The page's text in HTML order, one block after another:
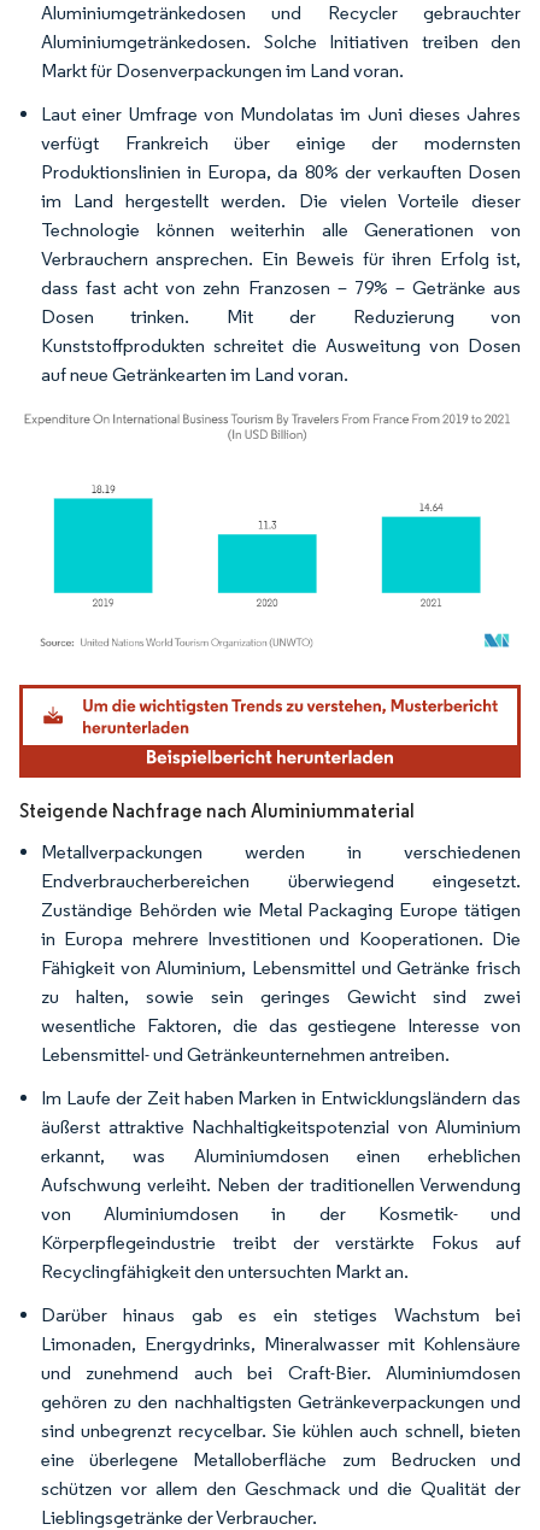
Aluminiumgetränkedosen und Recycler gebrauchter
Aluminiumgetränkedosen. Solche Initiativen treiben den
Markt für Dosenverpackungen im Land voran.
Laut einer Umfrage von Mundolatas im Juni dieses Jahres
verfügt Frankreich über einige der modernsten
Produktionslinien in Europa, da 80% der verkauften Dosen
im Land hergestellt werden. Die vielen Vorteile dieser
Technologie können weiterhin alle Generationen von
Verbrauchern ansprechen. Ein Beweis für ihren Erfolg ist,
dass fast acht von zehn Franzosen – 79% – Getränke aus
Dosen trinken. Mit der Reduzierung von
Kunststoffprodukten schreitet die Ausweitung von Dosen
auf neue Getränkearten im Land voran.
Bild © Mordor Intelligence. Wiederverwendung erfordert Namensnennung gemäß
Steigende Nachfrage nach Aluminiummaterial
Metallverpackungen werden in verschiedenen
Endverbraucherbereichen überwiegend eingesetzt.
Zuständige Behörden wie Metal Packaging Europe tätigen
in Europa mehrere Investitionen und Kooperationen. Die
Fähigkeit von Aluminium, Lebensmittel und Getränke frisch
zu halten, sowie sein geringes Gewicht sind zwei
wesentliche Faktoren, die das gestiegene Interesse von
Lebensmittel- und Getränkeunternehmen antreiben.
Im Laufe der Zeit haben Marken in Entwicklungsländern das
äußerst attraktive Nachhaltigkeitspotenzial von Aluminium
erkannt, was Aluminiumdosen einen erheblichen
Aufschwung verleiht. Neben der traditionellen Verwendung
von Aluminiumdosen in der Kosmetik- und
Körperpflegeindustrie treibt der verstärkte Fokus auf
Recyclingfähigkeit den untersuchten Markt an.
Darüber hinaus gab es ein stetiges Wachstum bei
Limonaden, Energydrinks, Mineralwasser mit Kohlensäure
und zunehmend auch bei Craft-Bier. Aluminiumdosen
gehören zu den nachhaltigsten Getränkeverpackungen und
sind unbegrenzt recycelbar. Sie kühlen auch schnell, bieten
eine überlegene Metalloberfläche zum Bedrucken und
schützen vor allem den Geschmack und die Qualität der
Lieblingsgetränke der Verbraucher.